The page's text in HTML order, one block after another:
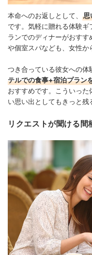
本命へのお返しとして、
思
です。気軽に贈れる体験ギ
ランでのディナーがおす
や個室スパなども、女性か
つき合っている彼女への
テルでの食事+宿泊プラン
おすすめです。こういっ
い思い出としてもきっと残
リクエストが聞ける